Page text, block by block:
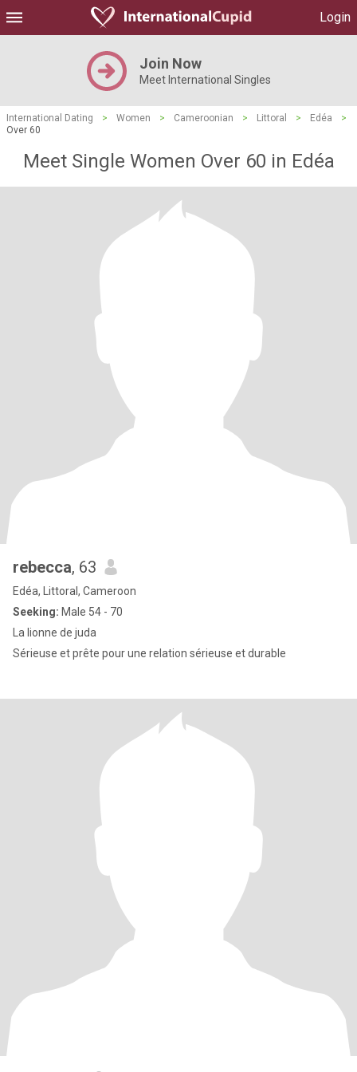
Login
Join Now
Meet International Singles
International Dating > Women > Cameroonian > Littoral > Edéa
>
Over 60
Meet Single Women Over 60 in Edéa
rebecca, 63
Edéa, Littoral, Cameroon
Seeking: Male 54 - 70
La lionne de juda
Sérieuse et prête pour une relation sérieuse et durable